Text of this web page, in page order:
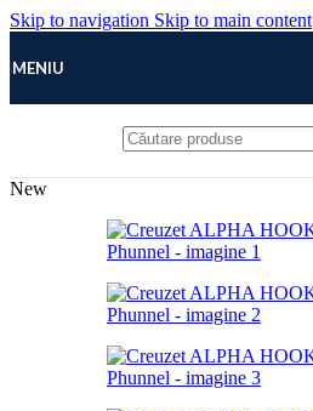
Skip to navigation Skip to main content
MENIU
New